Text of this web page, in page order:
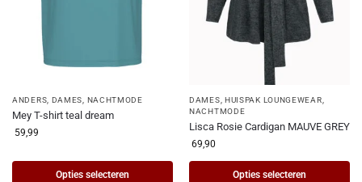
ANDERS DAMES NACHTMODE
Mey T-shirt teal dream
59,99
Opties selecteren
DAMES HUISPAK LOUNGEWEAR
NACHTMODE
Lisca Rosie Cardigan MAUVE GREY
69,90
Opties selecteren